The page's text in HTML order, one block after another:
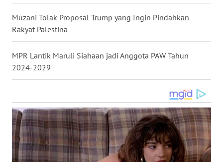
Muzani Tolak Proposal Trump yang Ingin Pindahkan
Rakyat Palestina
MPR Lantik Maruli Siahaan jadi Anggota PAW Tahun
2024-2029
KALTIM
WN
SULSEL
WN
GORONTALO
WN
SULUT
WN
MALUKU